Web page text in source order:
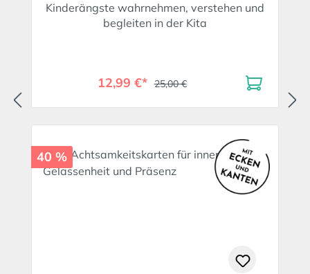
Kinderängste wahrnehmen, verstehen und
begleiten in der Kita
12,99 €* 25,00 €
40 %